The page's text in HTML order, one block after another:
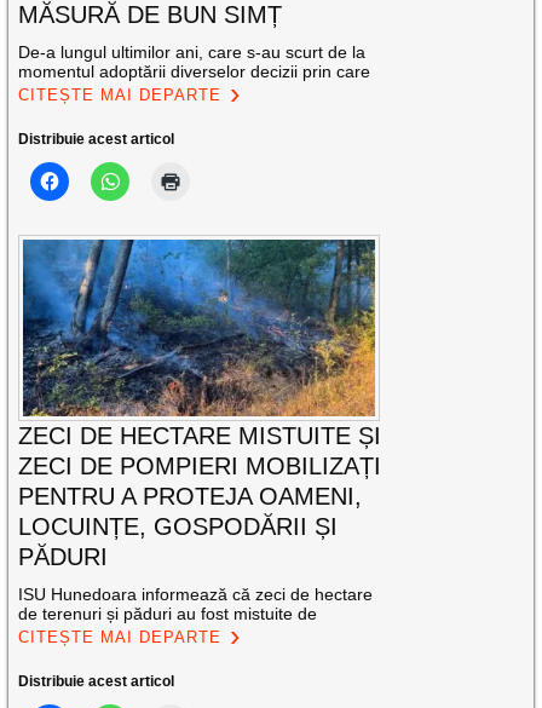
MĂSURĂ DE BUN SIMȚ
De-a lungul ultimilor ani, care s-au scurt de la
momentul adoptării diverselor decizii prin care
CITEȘTE MAI DEPARTE
Distribuie acest articol
ZECI DE HECTARE MISTUITE ȘI
ZECI DE POMPIERI MOBILIZAȚI
PENTRU A PROTEJA OAMENI,
LOCUINȚE, GOSPODĂRII ȘI
PĂDURI
ISU Hunedoara informează că zeci de hectare
de terenuri și păduri au fost mistuite de
CITEȘTE MAI DEPARTE
Distribuie acest articol